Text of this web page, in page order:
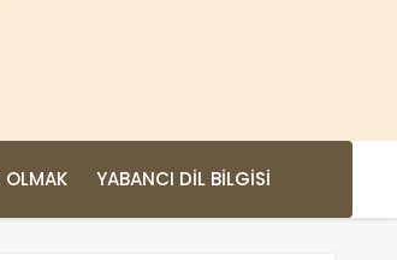
OLMAK YABANCI DIL BILGISI